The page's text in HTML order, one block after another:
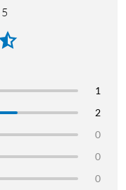
10.0 och senare
(via Hue Bridge)
1
2
0
0
0